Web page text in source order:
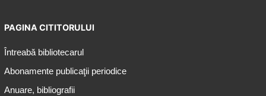
PAGINA CITITORULUI
Întreabă bibliotecarul
Abonamente publicaţii periodice
Anuare, bibliografii